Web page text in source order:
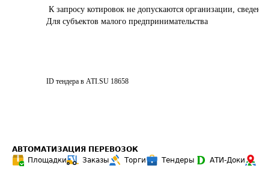
Для субъектов малого предпринимательства
ID тендера в ATI.SU 18658
АВТОМАТИЗАЦИЯ ПЕРЕВОЗОК
Площадки
Заказы Торги Тендеры АТИ-Доки